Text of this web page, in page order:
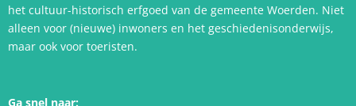
het cultuur-historisch erfgoed van de gemeente Woerden. Niet
alleen voor (nieuwe) inwoners en het geschiedenisonderwijs,
maar ook voor toeristen.
Ga snel naar: